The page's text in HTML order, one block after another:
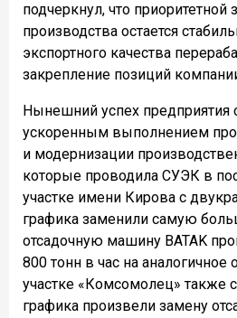
подчеркнул, что приоритетной
производства остается
экспортного качества
закрепление позиций
Нынешний успех предприятия
ускоренным выполнением
и модернизации
которые проводила СУЭК в
участке имени Кирова с
графика заменили самую
отсадочную машину BATAK
800 тонн в час на аналогичное
участке «Комсомолец» также
графика произвели замену